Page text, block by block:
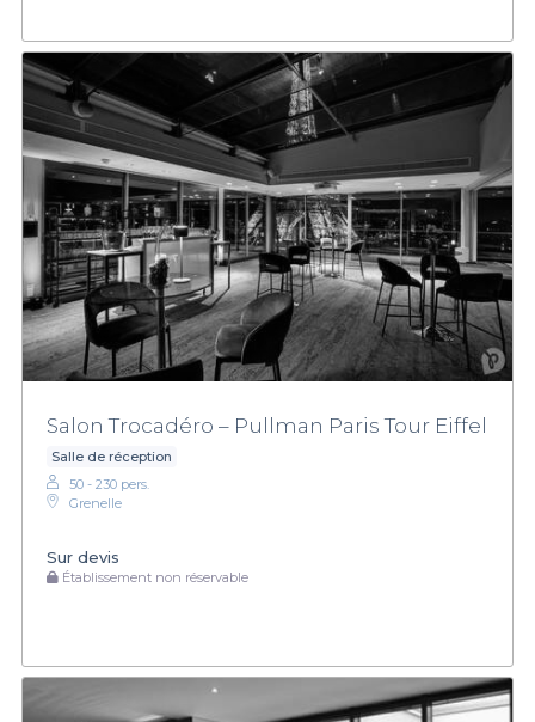
Salon Trocadéro – Pullman Paris Tour Eiffel
Salle de réception
50 - 230 pers.
Grenelle
Sur devis
Établissement non réservable